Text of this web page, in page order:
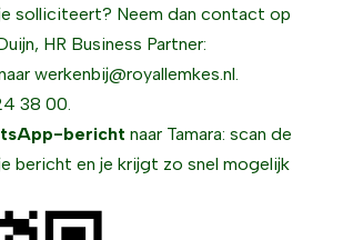
solliciteert? Neem dan contact op
HR Business Partner:
werkenbij@royallemkes.nl.
38 00.
bericht naar Tamara: scan de
bericht en je krijgt zo snel mogelijk